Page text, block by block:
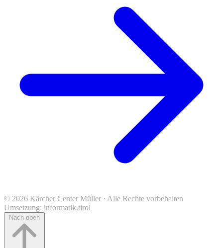
© 2026 Kärcher Center Müller · Alle Rechte vorbehalten
Umsetzung: informatik.tirol
Nach oben